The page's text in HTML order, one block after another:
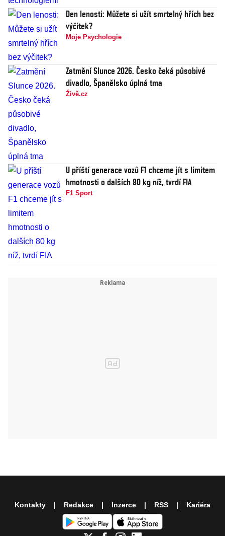
Den lenosti: Můžete si užít smrtelný hřích bez
výčitek?
Moje Psychologie
Zatmění Slunce 2026. Česko čeká působivé
divadlo, Španělsko úplná tma
Živě.cz
U příští generace vozů F1 chceme jít s limitem
hmotnosti o dalších 80 kg níž, tvrdí FIA
F1 Sport
Kontakty Redakce Inzerce RSS Kariéra